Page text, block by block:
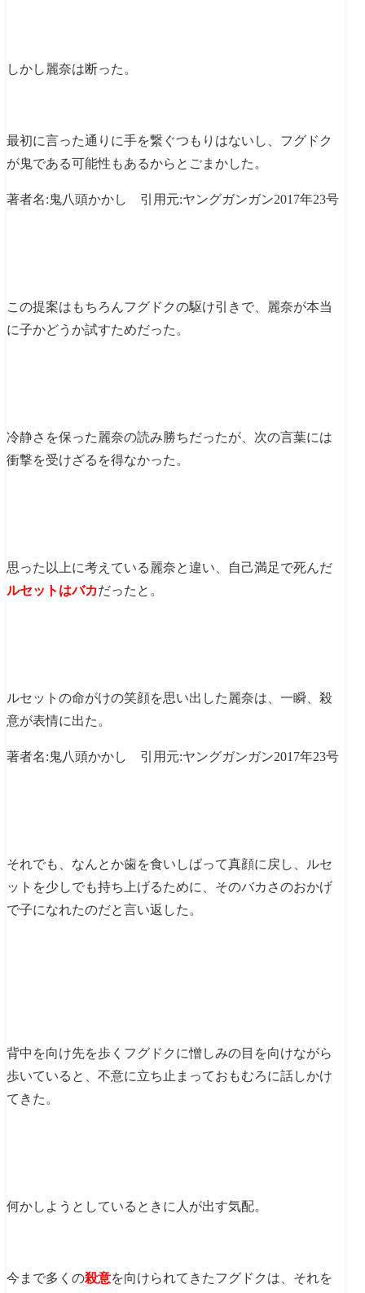
しかし麗奈は断った。
最初に言った通りに手を繋ぐつもりはないし、フグドク
が鬼である可能性もあるからとごまかした。
著者名:鬼八頭かかし 引用元:ヤングガンガン2017年23号
この提案はもちろんフグドクの駆け引きで、麗奈が本当
に子かどうか試すためだった。
冷静さを保った麗奈の読み勝ちだったが、次の言葉には
衝撃を受けざるを得なかった。
思った以上に考えている麗奈と違い、自己満足で死んだ
ルセットはバカだったと。
ルセットの命がけの笑顔を思い出した麗奈は、一瞬、殺
意が表情に出た。
著者名:鬼八頭かかし 引用元:ヤングガンガン2017年23号
それでも、なんとか歯を食いしばって真顔に戻し、ルセ
ットを少しでも持ち上げるために、そのバカさのおかげ
で子になれたのだと言い返した。
背中を向け先を歩くフグドクに憎しみの目を向けながら
歩いていると、不意に立ち止まっておもむろに話しかけ
てきた。
何かしようとしているときに人が出す気配。
今まで多くの殺意を向けられてきたフグドクは、それを